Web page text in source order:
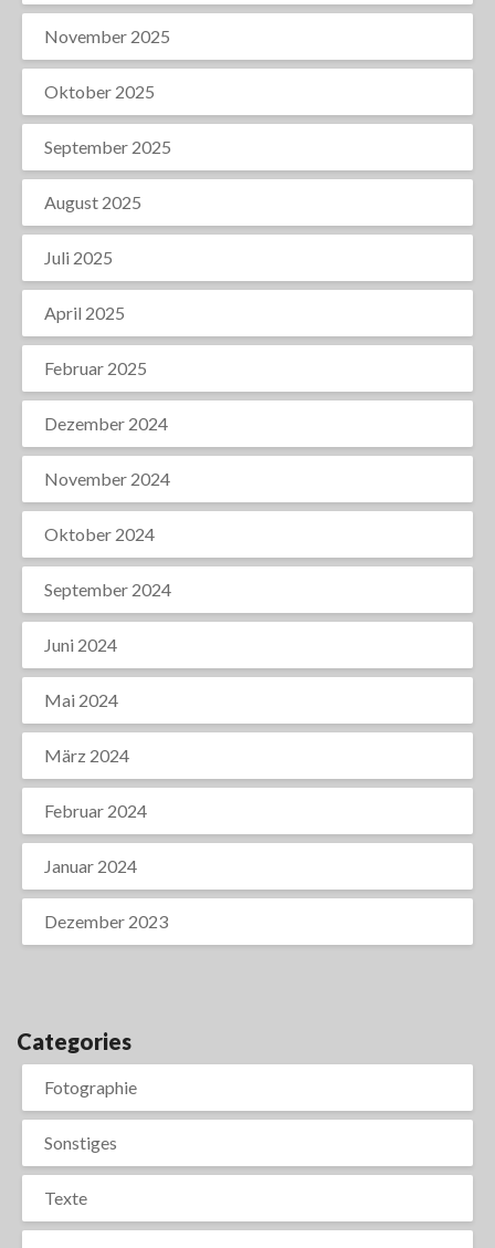
November 2025
Oktober 2025
September 2025
August 2025
Juli 2025
April 2025
Februar 2025
Dezember 2024
November 2024
Oktober 2024
September 2024
Juni 2024
Mai 2024
März 2024
Februar 2024
Januar 2024
Dezember 2023
Categories
Fotographie
Sonstiges
Texte